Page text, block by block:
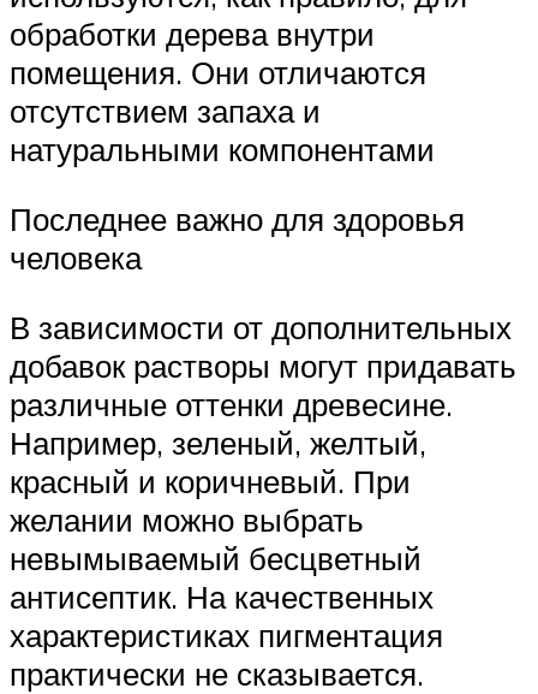
обработки дерева внутри
помещения. Они отличаются
отсутствием запаха и
натуральными компонентами
Последнее важно для здоровья
человека
В зависимости от дополнительных
добавок растворы могут придавать
различные оттенки древесине.
Например, зеленый, желтый,
красный и коричневый. При
желании можно выбрать
невымываемый бесцветный
антисептик. На качественных
характеристиках пигментация
практически не сказывается.